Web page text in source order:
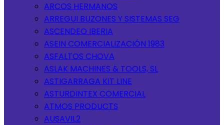
ARCOS HERMANOS
ARREGUI BUZONES Y SISTEMAS SEG
ASCENDEO IBERIA
ASEIN COMERCIALIZACIÓN 1983
ASFALTOS CHOVA
ASLAK MACHINES & TOOLS, SL
ASTIGARRAGA KIT LINE
ASTURDINTEX COMERCIAL
ATMOS PRODUCTS
AUSAVIL2